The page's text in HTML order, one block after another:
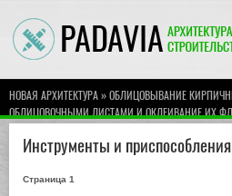
НОВАЯ АРХИТЕКТУРА»ОБЛИЦОВЫВАНИЕ
ОБЛИЦОВОЧНЫМИ ЛИСТАМИ И ОКЛЕИВАНИЕ ИХ
Инструменты и приспособления
Страница 1